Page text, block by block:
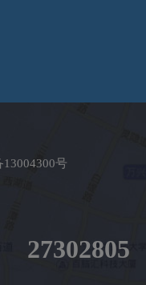
13004300号
27302805